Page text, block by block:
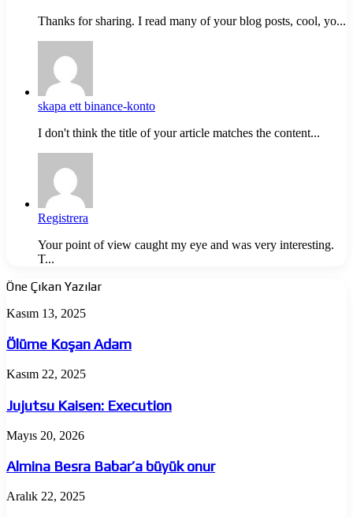
Thanks for sharing. I read many of your blog posts, cool, yo...
skapa ett binance-konto
I don't think the title of your article matches the content...
Registrera
Your point of view caught my eye and was very interesting.
T...
Öne Çıkan Yazılar
Ölüme
Adam
Kasım 13, 2025
Ölüme Koşan Adam
Jujutsu
Execution
Kasım 22, 2025
Jujutsu Kaisen: Execution
Almina
Babar’a
büyük
onur
Mayıs 20, 2026
Almina Besra Babar’a büyük onur
The
Aralık 22, 2025